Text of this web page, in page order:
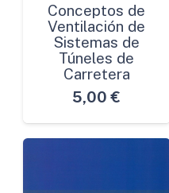
Conceptos de
Ventilación de
Sistemas de
Túneles de
Carretera
5,00 €